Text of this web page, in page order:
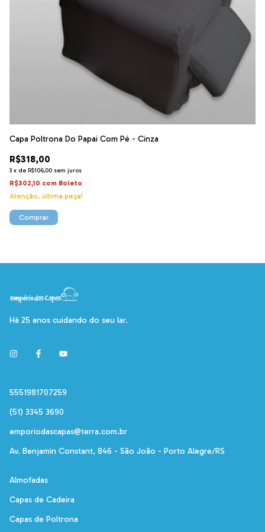
Capa Poltrona Do Papai Com Pé - Cinza
R$318,00
3 x de R$106,00 sem juros
R$302,10 com Boleto
Atenção, última peça!
Comprar
Há 25 anos cuidando do seu lar.
5551981707259
(51) 3345 3690
emporiodascapas@terra.com.br
Av. Benjamin Constant, 846 - São João - Porto Alegre/RS
Almofadas
Capas de Cadeira
Capas de Poltrona